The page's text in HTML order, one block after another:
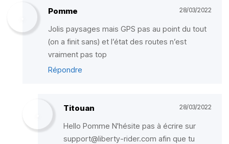
Pomme 28/03/2022
Jolis paysages mais GPS pas au point du tout
(on a finit sans) et l’état des routes n’est
vraiment pas top
Répondre
Titouan 28/03/2022
Hello Pomme N'hésite pas à écrire sur
support@liberty-rider.com afin que tu